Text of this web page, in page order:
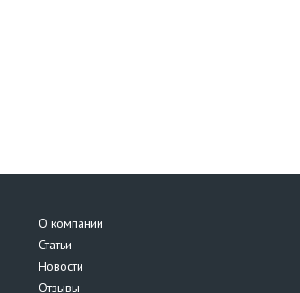
О компании
Статьи
Новости
Отзывы